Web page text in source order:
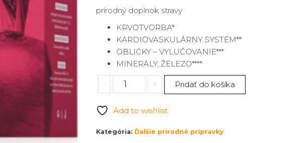
prírodný doplnok stravy
KRVOTVORBA*
KARDIOVASKULÁRNY SYSTÉM**
OBLIČKY – VYLUČOVANIE***
MINERÁLY, ŽELEZO****
-
množstvo
Betafit
+ Pridať do košíka
Add to wishlist
Kategória: Ďalšie prirodné prípravky